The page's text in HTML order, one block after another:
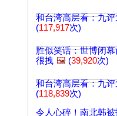
和台湾高层看：九评
(117,917次)
胜似笑话：世博闭
很拽 🖼️ (39,920次)
和台湾高层看：九评
(118,839次)
令人心碎！南北韩